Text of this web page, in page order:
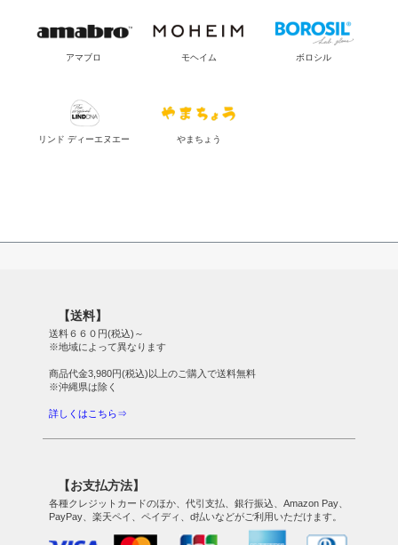
アマブロ モヘイム ボロシル
リンド ディーエヌエー やまちょう
【送料】
送料６６０円(税込)～
※地域によって異なります
商品代金3,980円(税込)以上のご購入で送料無料
※沖縄県は除く
詳しくはこちら⇒
【お支払方法】
各種クレジットカードのほか、代引支払、銀行振込、Amazon Pay、
PayPay、楽天ペイ、ペイディ、d払いなどがご利用いただけます。